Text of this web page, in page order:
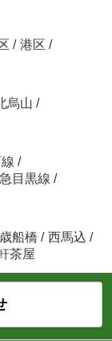
/ 港区 /
烏山 /
/
目黒線 /
船橋 / 西馬込 /
茶屋